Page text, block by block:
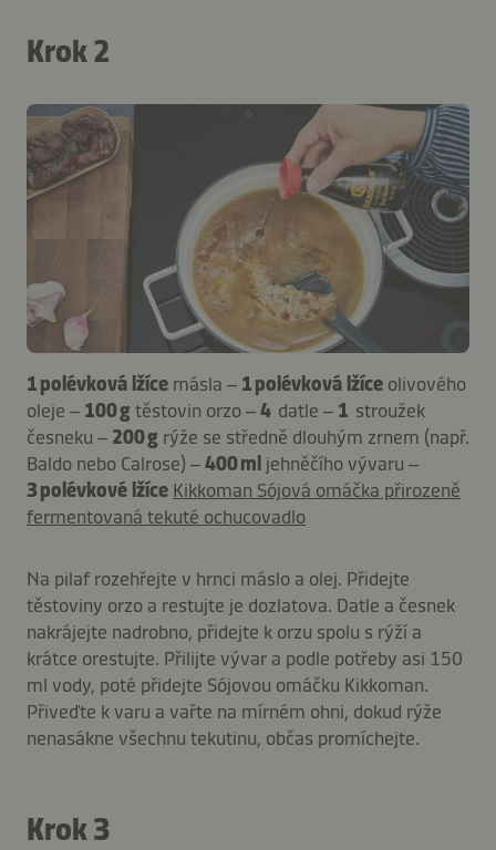
Krok 2
1 polévková lžíce másla – 1 polévková lžíce olivového
oleje – 100 gtěstovin orzo –4 datle – 1 stroužek
česneku – 200 g rýže se středně dlouhým zrnem (např.
Baldo nebo Calrose) –400 ml jehněčího vývaru –
3 polévkové lžíce Kikkoman Sójová omáčka přirozeně
fermentovaná tekuté ochucovadlo
Na pilaf rozehřejte v hrnci máslo a olej. Přidejte
těstoviny orzo a restujte je dozlatova. Datle a česnek
nakrájejte nadrobno, přidejte k orzu spolu s rýží a
krátce orestujte. Přilijte vývar a podle potřeby asi 150
ml vody, poté přidejte Sójovou omáčku Kikkoman.
Přiveďte k varu a vařte na mírném ohni, dokud rýže
nenasákne všechnu tekutinu, občas promíchejte.
Krok 3